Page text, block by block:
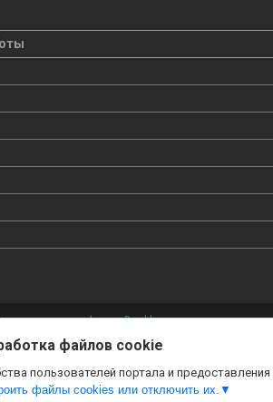
создан на платформе Deal.by
обработки файлов cookies
файлов cookie
пользователей портала и
файлы cookies или отключить их.
Samsung, Pixel, Realme, Redmi, Vivo в Минске |
Select Language ▼